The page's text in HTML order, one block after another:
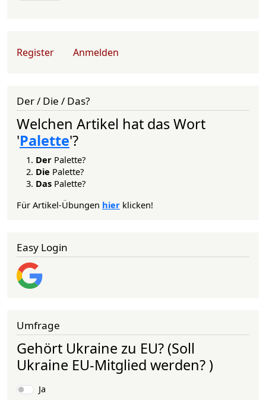
User account menu
Register Anmelden
Der / Die / Das?
Welchen Artikel hat das Wort
'Palette'?
Der Palette?
Die Palette?
Das Palette?
Für Artikel-Übungen hier klicken!
Easy Login
Umfrage
Gehört Ukraine zu EU? (Soll
Ukraine EU-Mitglied werden? )
Auswahlmöglichkeiten
Ja